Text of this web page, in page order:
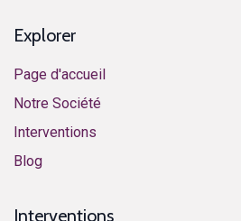
Explorer
Page d'accueil
Notre Société
Interventions
​Blog​
Interventions